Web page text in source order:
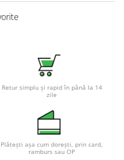
Retur simplu și rapid în până la 14
zile
Plătești așa cum dorești, prin card,
ramburs sau OP